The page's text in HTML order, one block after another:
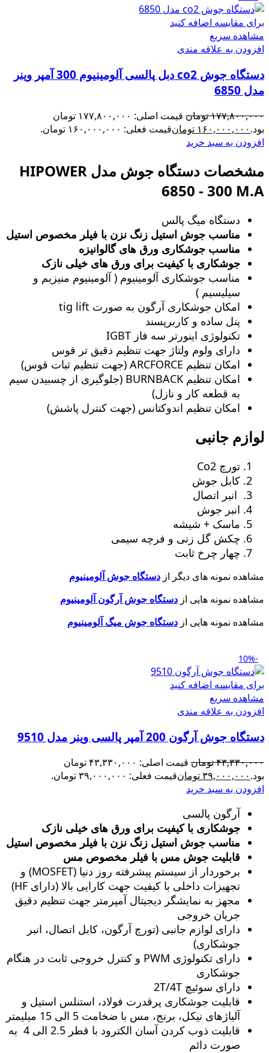
برای مقایسه اضافه کنید
مشاهده سریع
افزودن به علاقه مندی
دستگاه جوش co2 دبل پالسی آلومینیوم 300 آمپر وینر
مدل 6850
۱۷۷,۸۰۰,۰۰۰تومان
قیمت اصلی: ۱۷۷,۸۰۰,۰۰۰ تومان
بود.۱۶۰,۰۰۰,۰۰۰ تومانقیمت فعلی: ۱۶۰,۰۰۰,۰۰۰ تومان.
افزودن به سبد خرید
مشخصات دستگاه جوش مدل HIPOWER
6850 - 300 M.A
دستگاه میگ پالس
مناسب جوش استیل زنگ‌ نزن با فیلر مخصوص استیل
مناسب جوشکاری ورق های گالوانیزه
جوشکاری با کیفیت برای ورق های خیلی نازک
مناسب جوشکاری آلومینیوم ( آلومینیوم منیزیم و
سیلیسیم )
امکان جوشکاری آرگون به صورت tig lift
پنل ساده و کاربرپسند
تکنولوژی اینورتر سه فاز IGBT
دارای ولوم ولتاژ جهت تنظیم دقیق تر قوس
امکان تنظیم ARCFORCE (جهت تنظیم ثبات قوس)
امکان تنظیم BURNBACK (جلوگیری از چسبیدن سیم
به قطعه کار و نازل)
امکان تنظیم اندوکتانس (جهت کنترل پاشش)
لوازم جانبی
تورچ Co2
کابل جوش
انبر اتصال
انبر جوش
ماسک + شیشه
چکش گل زنی و فرچه سیمی
چهار چرخ ثابت
مشاهده نمونه های دیگر از دستگاه جوش آلومینیوم
مشاهده نمونه هایی از دستگاه جوش آرگون آلومینیوم
مشاهده نمونه هایی از دستگاه جوش میگ آلومینیوم
-10%
برای مقایسه اضافه کنید
مشاهده سریع
افزودن به علاقه مندی
دستگاه جوش آرگون 200 آمپر پالسی وینر مدل 9510
۴۳,۳۳۰,۰۰۰تومان
قیمت اصلی: ۴۳,۳۳۰,۰۰۰ تومان
بود.۳۹,۰۰۰,۰۰۰تومانقیمت فعلی: ۳۹,۰۰۰,۰۰۰ تومان.
افزودن به سبد خرید
آرگون پالسی
جوشکاری با کیفیت برای ورق های خیلی نازک
مناسب جوش استیل زنگ‌ نزن با فیلر مخصوص استیل
قابلیت جوش مس با فیلر مخصوص مس
برخوردار از سیستم پیشرفته روز دنیا (MOSFET) و
تجهیزات داخلی با کیفیت جهت کارایی بالا (دارای HF)
مجهز به نمایشگر دیجیتال آمپرمتر جهت تنظیم دقیق
جریان خروجی
دارای لوازم جانبی (تورچ آرگون، کابل اتصال، انبر
جوشکاری)
دارای تکنولوژی PWM و کنترل خروجی ثابت در هنگام
جوشکاری
دارای سوئیچ 2T/4T
قابلیت جوشکاری پرقدرت فولاد، استنلس استیل و
آلیاژهای نیکل، برنج، مس با ضخامت 5 الی 15 میلیمتر
قابلیت ذوب کردن آسان الکترود با قطر 2.5 الی 4 به
صورت دائم